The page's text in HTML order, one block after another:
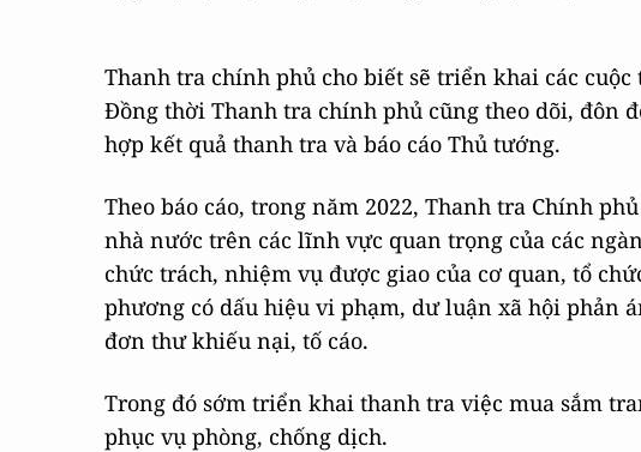
Thanh tra chính phủ cho biết sẽ triển khai các
Đồng thời Thanh tra chính phủ cũng theo dõi, đôn
hợp kết quả thanh tra và báo cáo Thủ tướng.
Theo báo cáo, trong năm 2022, Thanh tra Chính
nhà nước trên các lĩnh vực quan trọng của các
chức trách, nhiệm vụ được giao của cơ quan, tổ
phương có dấu hiệu vi phạm, dư luận xã hội phản
đơn thư khiếu nại, tố cáo.
Trong đó sớm triển khai thanh tra việc mua sắm
phục vụ phòng, chống dịch.